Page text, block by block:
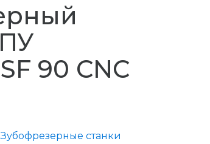
90 CNC
Зубофрезерные станки